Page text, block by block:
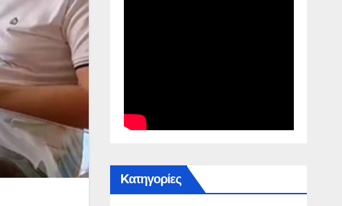
Kατηγορίες